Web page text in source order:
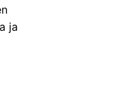
ja